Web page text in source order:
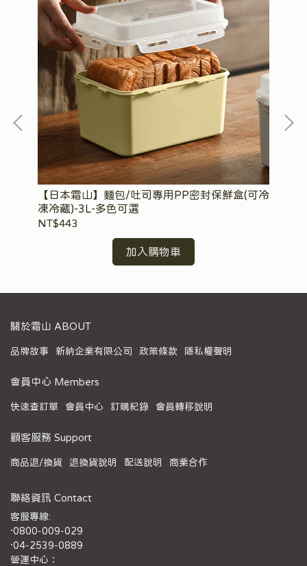
【日本霜山】麵包/吐司專用PP密封保鮮盒(可冷
凍冷藏)-3L-多色可選
NT$443
加入購物車
關於霜山 ABOUT
品牌故事 新納企業有限公司 政策條款 隱私權聲明
會員中心 Members
快速查訂單 會員中心 訂購紀錄 會員轉移說明
顧客服務 Support
商品退/換貨 退換貨說明 配送說明 商業合作
聯絡資訊 Contact
客服專線:
·0800-009-029
·04-2539-0889
營運中心：